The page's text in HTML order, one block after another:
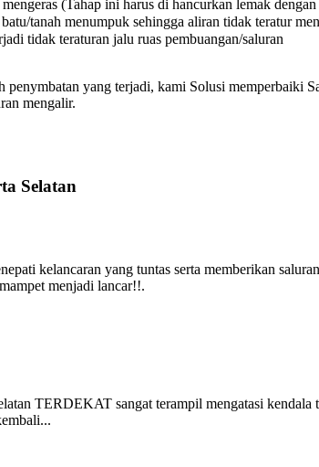
(Tahap ini harus di hancurkan lemak
tanah menumpuk sehingga aliran tidak teratur
tidak teraturan jalu ruas pembuangan/saluran
yang terjadi, kami Solusi memperbaiki
mengalir.
Selatan
kelancaran yang tuntas serta memberikan
menjadi lancar!!.
TERDEKAT sangat terampil mengatasi